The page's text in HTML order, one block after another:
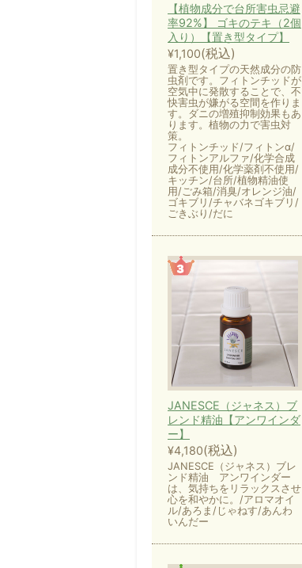
【植物成分で台所害虫忌避
率92%】 ゴキのテキ（2個
入り）【置き型タイプ】
¥1,100(税込)
置き型タイプの天然成分の防
虫剤です。フィトンチッドが
空気中に発散することで、不
快害虫が嫌がる空間を作りま
す。ダニの増殖抑制効果もあ
ります。植物の力で害虫対
策。
フィトンチッド/フィトンα/
フィトンアルファ/化学合成
成分不使用/化学薬剤不使用/
キッチン/台所/植物精油使
用/ごみ箱/消臭/オレンジ油/
ゴキブリ/チャバネゴキブリ/
ごきぶり/だに
JANESCE（ジャネス）ブ
レンド精油【アンワインダ
ー】
¥4,180(税込)
JANESCE（ジャネス）ブレ
ンド精油 アンワインダー
は、気持ちをリラックスさせ
心を和やかに。/アロマオイ
ル/あろま/じゃねす/あんわ
いんだー